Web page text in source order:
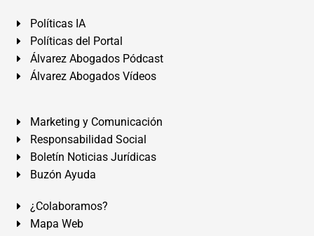
Políticas IA
Políticas del Portal
Álvarez Abogados Pódcast
Álvarez Abogados Vídeos
Marketing y Comunicación
Responsabilidad Social
Boletín Noticias Jurídicas
Buzón Ayuda
¿Colaboramos?
Mapa Web